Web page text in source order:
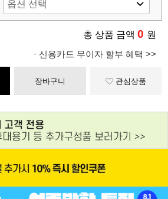
총 상품 금액 0 원
· 신용카드 무이자 할부 혜택 >>
장바구니 관심상품